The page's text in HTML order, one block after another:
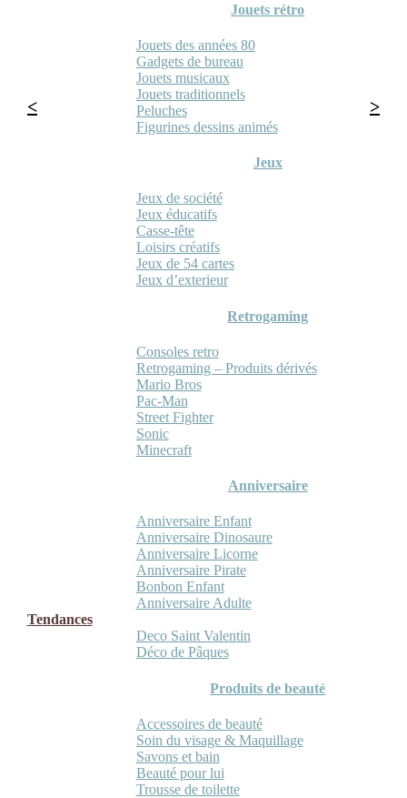
Jouets rétro
Jouets des années 80
Gadgets de bureau
Jouets musicaux
Jouets traditionnels
Peluches
Figurines dessins animés
Jeux
Jeux de société
Jeux éducatifs
Casse-tête
Loisirs créatifs
Jeux de 54 cartes
Jeux d’exterieur
Retrogaming
Consoles retro
Retrogaming – Produits dérivés
Mario Bros
Pac-Man
Street Fighter
Sonic
Minecraft
Anniversaire
Anniversaire Enfant
Anniversaire Dinosaure
Anniversaire Licorne
Anniversaire Pirate
Bonbon Enfant
Anniversaire Adulte
Tendances
Deco Saint Valentin
Déco de Pâques
Produits de beauté
Accessoires de beauté
Soin du visage & Maquillage
Savons et bain
Beauté pour lui
Trousse de toilette